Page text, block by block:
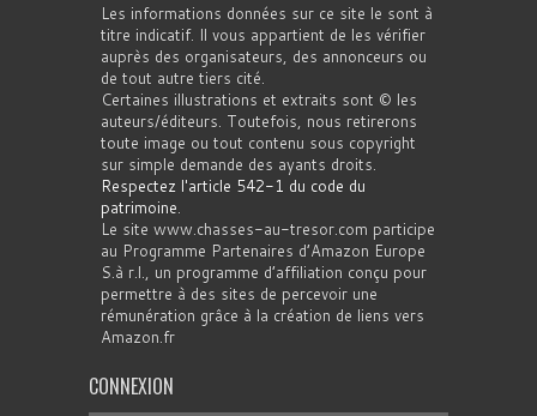
Les informations données sur ce site le sont à
titre indicatif. Il vous appartient de les vérifier
auprès des organisateurs, des annonceurs ou
de tout autre tiers cité.
Certaines illustrations et extraits sont © les
auteurs/éditeurs. Toutefois, nous retirerons
toute image ou tout contenu sous copyright
sur simple demande des ayants droits.
Respectez l'article 542-1 du code du
patrimoine
Le site www.chasses-au-tresor.com participe
au Programme Partenaires d’Amazon Europe
S.à r.l., un programme d’affiliation conçu pour
permettre à des sites de percevoir une
rémunération grâce à la création de liens vers
Amazon.fr
CONNEXION